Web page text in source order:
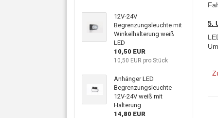
5.
12V-24V
Begrenzungsleuchte mit
Winkelhalterung weiß
LED
10,50 EUR
10,50 EUR pro Stück
Anhänger LED
Begrenzungsleuchte
12V-24V weiß mit
Halterung
14,80 EUR